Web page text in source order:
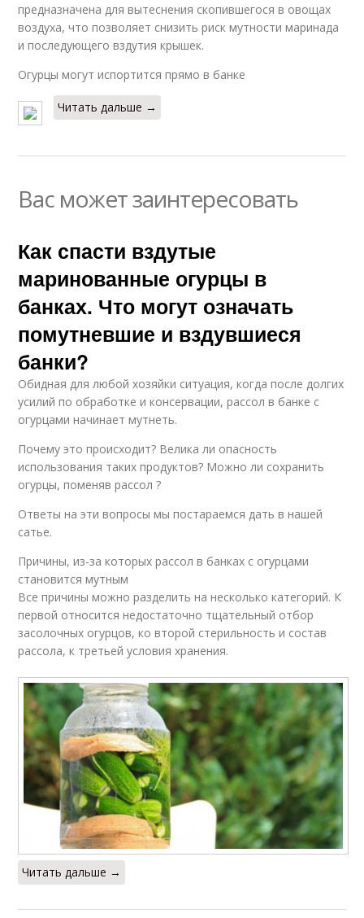
предназначена для вытеснения скопившегося в овощах
воздуха, что позволяет снизить риск мутности маринада
и последующего вздутия крышек.
Огурцы могут испортится прямо в банке
Читать дальше →
Вас может заинтересовать
Как спасти вздутые
маринованные огурцы в
банках. Что могут означать
помутневшие и вздувшиеся
банки?
Обидная для любой хозяйки ситуация, когда после долгих
усилий по обработке и консервации, рассол в банке с
огурцами начинает мутнеть.
Почему это происходит? Велика ли опасность
использования таких продуктов? Можно ли сохранить
огурцы, поменяв рассол ?
Ответы на эти вопросы мы постараемся дать в нашей
сатье.
Причины, из-за которых рассол в банках с огурцами
становится мутным
Все причины можно разделить на несколько категорий. К
первой относится недостаточно тщательный отбор
засолочных огурцов, ко второй стерильность и состав
рассола, к третьей условия хранения.
Читать дальше →